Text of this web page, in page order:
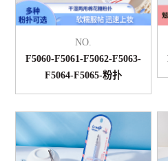
NO.
F5060-F5061-F5062-F5063-
F5064-F5065-粉扑